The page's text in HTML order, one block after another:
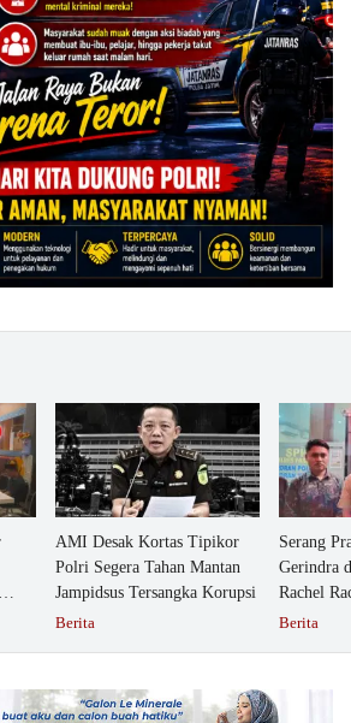
AMI Desak Kortas Tipikor
Polri Segera Tahan Mantan
Jampidsus Tersangka Korupsi
Berita
Serang
Gerindra
Rachel
Berita